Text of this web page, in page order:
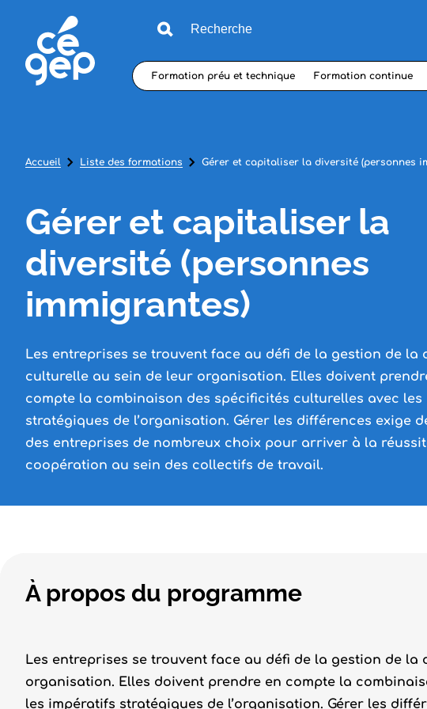
Formation préu et technique Formation continue
Accueil Liste des formations Gérer et capitaliser la diversité (personnes
Gérer et capitaliser la
diversité (personnes
immigrantes)
Les entreprises se trouvent face au défi de la gestion de la
culturelle au sein de leur organisation. Elles doivent
compte la combinaison des spécificités culturelles avec les
stratégiques de l’organisation. Gérer les différences exige
des entreprises de nombreux choix pour arriver à la
coopération au sein des collectifs de travail.
À propos du programme
Les entreprises se trouvent face au défi de la gestion de
organisation. Elles doivent prendre en compte la
les impératifs stratégiques de l’organisation. Gérer les